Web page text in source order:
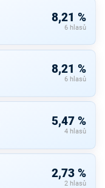
8,21 %
6 hlasů
8,21 %
6 hlasů
5,47 %
4 hlasů
2,73 %
2 hlasů